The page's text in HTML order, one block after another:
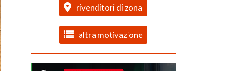
rivenditori di zona
altra motivazione